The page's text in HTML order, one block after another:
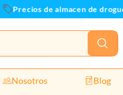
Precios de almacen de drogueria
Nosotros Blog